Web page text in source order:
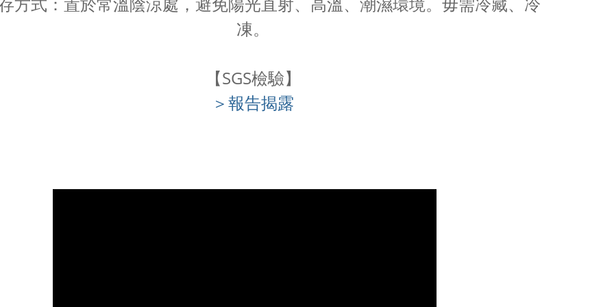
凍。
【SGS檢驗】
＞報告揭露